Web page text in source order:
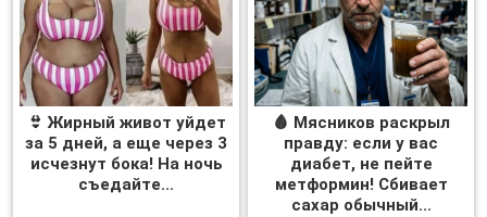
👙 Жирный живот уйдет
за 5 дней, а еще через 3
исчезнут бока! На ночь
съедайте...
🩸 Мясников раскрыл
правду: если у вас
диабет, не пейте
метформин! Сбивает
сахар обычный...